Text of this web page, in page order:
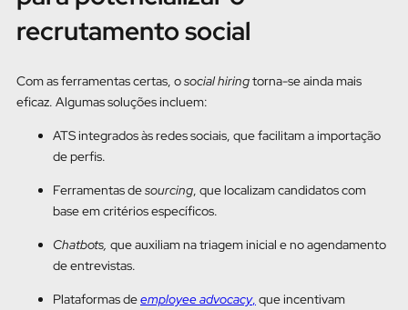
recrutamento social
Com as ferramentas certas, osocial hiringtorna-se ainda mais
eficaz. Algumas soluções incluem:
ATS integrados às redes sociais, que facilitam a importação
de perfis.
Ferramentas desourcing , que localizam candidatos com
base em critérios específicos.
Chatbots, que auxiliam na triagem inicial e no agendamento
de entrevistas.
Plataformas deemployee advocacy, que incentivam